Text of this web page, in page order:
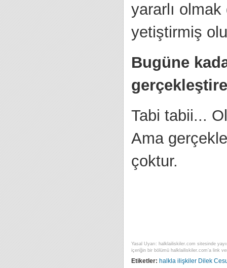
yararlı
yetiştirmiş
Bugüne
Tabi tabii...
Ama
çoktur.
Yasal Uyarı: halklailiskiler.com sitesinde
içeriğin bir bölümü halklailiskiler.com’a link
Etiketler: halkla ilişkiler Dilek